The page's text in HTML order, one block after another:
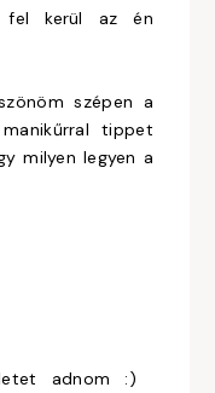
fel kerül az én
szépen a
tippet
milyen legyen a
adnom :)